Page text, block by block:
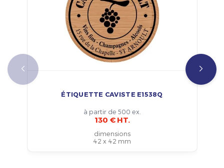
ÉTIQUETTE CAVISTE E1538Q
à partir de 500 ex.
130 € HT.
dimensions
42 x 42 mm